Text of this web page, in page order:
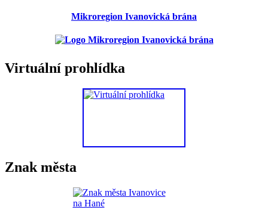
Mikroregion Ivanovická brána
Virtuální prohlídka
Znak města